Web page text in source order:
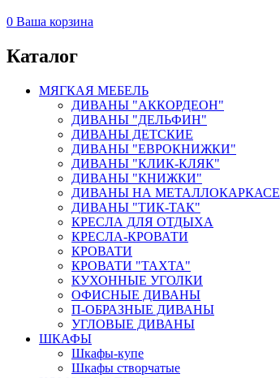
0 Ваша корзина
Каталог
МЯГКАЯ МЕБЕЛЬ
ДИВАНЫ "АККОРДЕОН"
ДИВАНЫ "ДЕЛЬФИН"
ДИВАНЫ ДЕТСКИЕ
ДИВАНЫ "ЕВРОКНИЖКИ"
ДИВАНЫ "КЛИК-КЛЯК"
ДИВАНЫ "КНИЖКИ"
ДИВАНЫ НА МЕТАЛЛОКАРКАСЕ
ДИВАНЫ "ТИК-ТАК"
КРЕСЛА ДЛЯ ОТДЫХА
КРЕСЛА-КРОВАТИ
КРОВАТИ
КРОВАТИ "ТАХТА"
КУХОННЫЕ УГОЛКИ
ОФИСНЫЕ ДИВАНЫ
П-ОБРАЗНЫЕ ДИВАНЫ
УГЛОВЫЕ ДИВАНЫ
ШКАФЫ
Шкафы-купе
Шкафы створчатые